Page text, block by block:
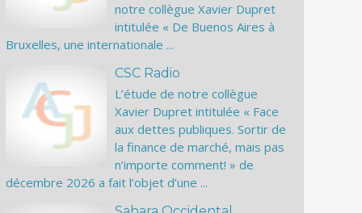
notre collègue Xavier Dupret
intitulée « De Buenos Aires à
Bruxelles, une internationale ...
CSC Radio
L’étude de notre collègue
Xavier Dupret intitulée « Face
aux dettes publiques. Sortir de
la finance de marché, mais pas
n’importe comment! » de
décembre 2026 a fait l’objet d’une ...